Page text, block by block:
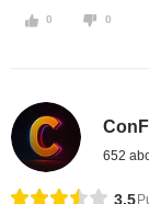
0 0
652
3,5